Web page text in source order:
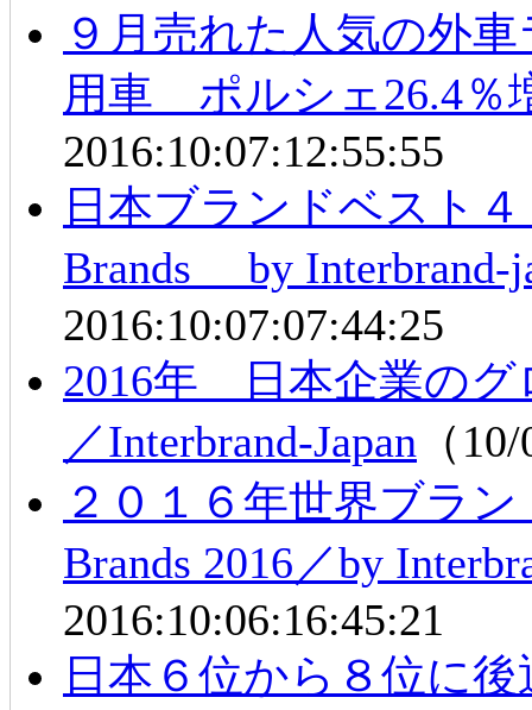
９月売れた人気の外
用車 ポルシェ26.4％
2016:10:07:12:55:55
日本ブランドベスト
Brands by Interbrand-
2016:10:07:07:44:25
2016年 日本企業のグ
／Interbrand-Japan （
２０１６年世界ブラ
Brands 2016／by
2016:10:06:16:45:21
日本６位から８位に